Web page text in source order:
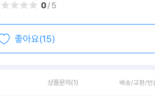
0/5
좋아요(15)
상품문의 (1) 배송/교환/반